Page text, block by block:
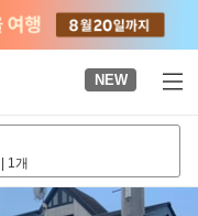
NEW
| 1개